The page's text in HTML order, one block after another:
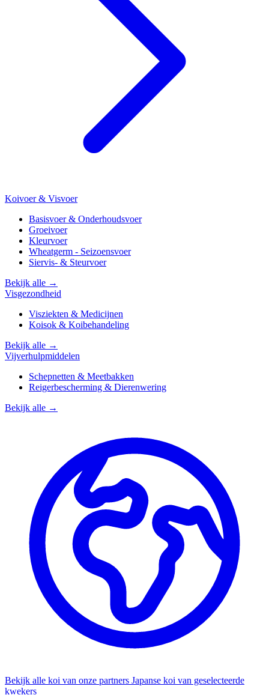
Koivoer & Visvoer
Basisvoer & Onderhoudsvoer
Groeivoer
Kleurvoer
Wheatgerm - Seizoensvoer
Siervis- & Steurvoer
Bekijk alle →
Visgezondheid
Visziekten & Medicijnen
Koisok & Koibehandeling
Bekijk alle →
Vijverhulpmiddelen
Schepnetten & Meetbakken
Reigerbescherming & Dierenwering
Bekijk alle →
Bekijk alle koi van onze partners Japanse koi van geselecteerde
kwekers